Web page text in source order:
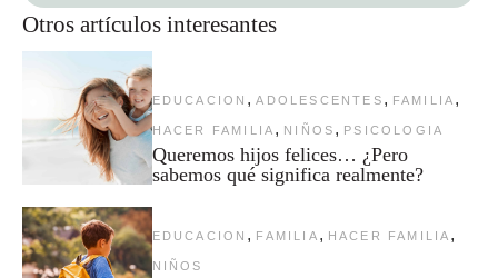
Otros artículos interesantes
EDUCACION , ADOLESCENTES , FAMILIA ,
HACER FAMILIA , NIÑOS , PSICOLOGIA
Queremos hijos felices… ¿Pero
sabemos qué significa realmente?
EDUCACION , FAMILIA , HACER FAMILIA ,
NIÑOS